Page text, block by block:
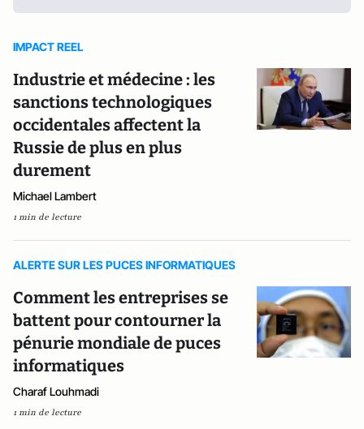
IMPACT REEL
Industrie et médecine : les
sanctions technologiques
occidentales affectent la
Russie de plus en plus
durement
Michael Lambert
1 min de lecture
ALERTE SUR LES PUCES INFORMATIQUES
Comment les entreprises se
battent pour contourner la
pénurie mondiale de puces
informatiques
Charaf Louhmadi
1 min de lecture